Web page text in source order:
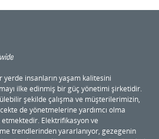
insanların yaşam kalitesini
ilke edinmiş bir güç yönetimi şirketidir.
şekilde çalışma ve müşterilerimizin,
de yönetmelerine yardımcı olma
Elektrifikasyon ve
trendlerinden yararlanıyor, gezegenin